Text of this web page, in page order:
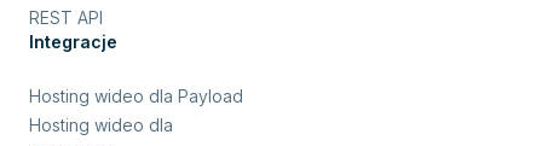
REST API
Integracje
Hosting wideo dla Payload
Hosting wideo dla